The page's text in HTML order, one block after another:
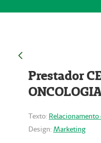
Prestador
Texto:
Design: Marketing